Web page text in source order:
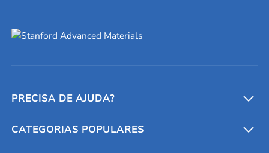
PRECISA DE AJUDA?
Conversores e calculadoras
CATEGORIAS POPULARES